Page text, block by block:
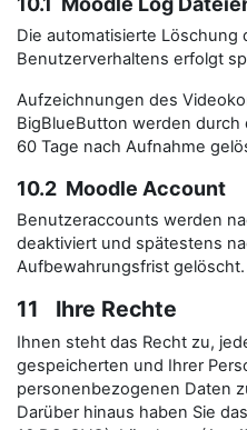
Die automatisierte Löschung
Benutzerverhaltens erfolgt
Aufzeichnungen des
BigBlueButton werden durch
60 Tage nach Aufnahme
10.2 Moodle Account
Benutzeraccounts werden
deaktiviert und spätestens
Aufbewahrungsfrist gelöscht.
11 Ihre Rechte
Ihnen steht das Recht zu,
gespeicherten und Ihrer
personenbezogenen Daten
Darüber hinaus haben Sie